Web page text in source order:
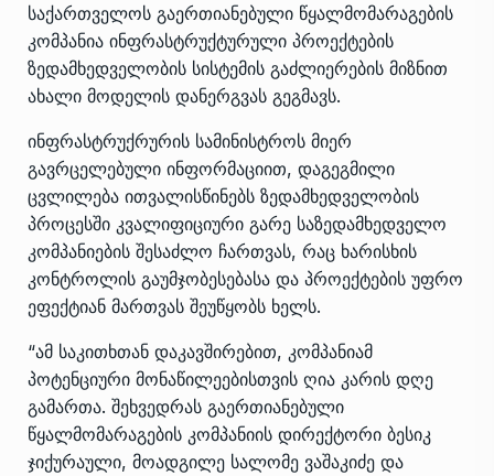
საქართველოს გაერთიანებული წყალმომარაგების
კომპანია ინფრასტრუქტურული პროექტების
ზედამხედველობის სისტემის გაძლიერების მიზნით
ახალი მოდელის დანერგვას გეგმავს.
ინფრასტრუქრურის სამინისტროს მიერ
გავრცელებული ინფორმაციით, დაგეგმილი
ცვლილება ითვალისწინებს ზედამხედველობის
პროცესში კვალიფიციური გარე საზედამხედველო
კომპანიების შესაძლო ჩართვას, რაც ხარისხის
კონტროლის გაუმჯობესებასა და პროექტების უფრო
ეფექტიან მართვას შეუწყობს ხელს.
“ამ საკითხთან დაკავშირებით, კომპანიამ
პოტენციური მონაწილეებისთვის ღია კარის დღე
გამართა. შეხვედრას გაერთიანებული
წყალმომარაგების კომპანიის დირექტორი ბესიკ
ჯიქურაული, მოადგილე სალომე ვაშაკიძე და